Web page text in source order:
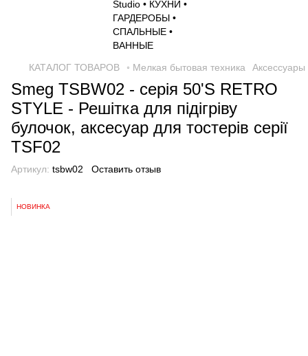
КАТАЛОГ ТОВАРОВ ◦ Мелкая бытовая техника
Smeg TSBW02 - серія 50'S RETRO
STYLE - Решітка для підігріву
булочок, аксесуар для тостерів серії
TSF02
Артикул: tsbw02 Оставить отзыв
НОВИНКА